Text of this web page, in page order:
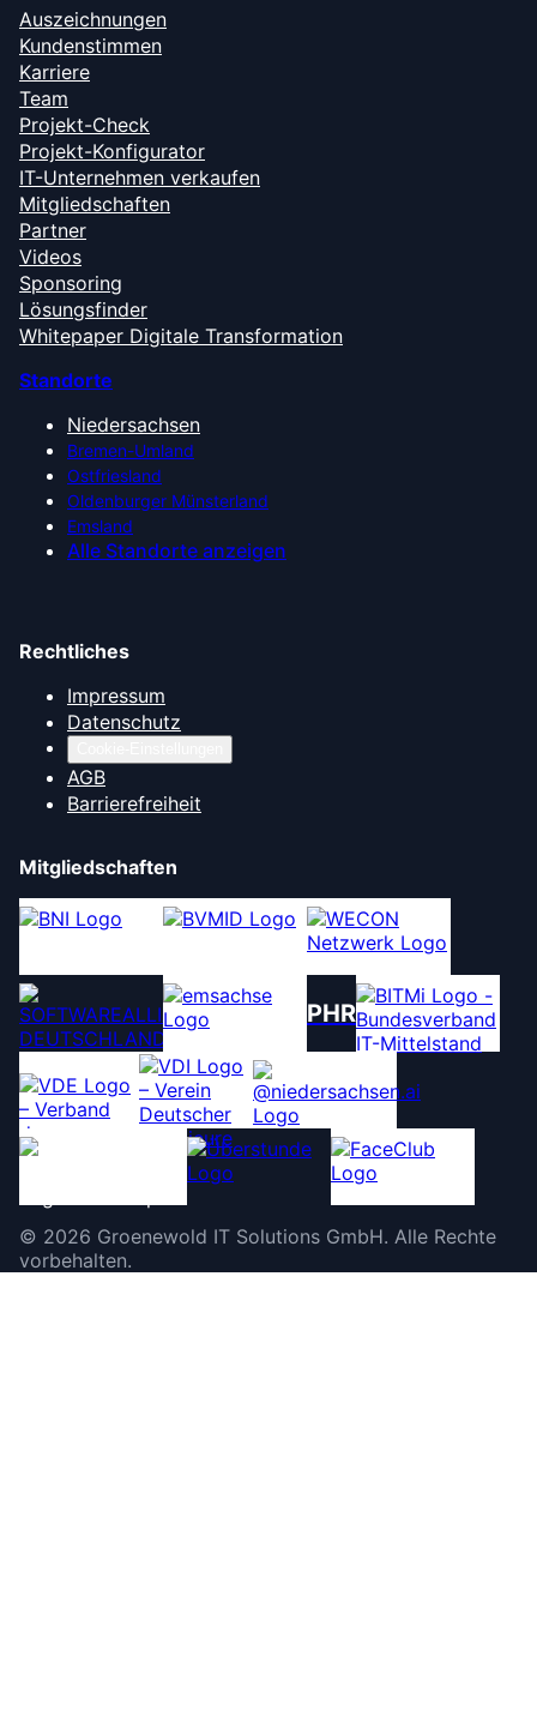
Auszeichnungen
Kundenstimmen
Karriere
Team
Projekt-Check
Projekt-Konfigurator
IT-Unternehmen verkaufen
Mitgliedschaften
Partner
Videos
Sponsoring
Lösungsfinder
Whitepaper Digitale Transformation
Standorte
Niedersachsen
Bremen-Umland
Ostfriesland
Oldenburger Münsterland
Emsland
Alle Standorte anzeigen
Rechtliches
Impressum
Datenschutz
AGB
Barrierefreiheit
Mitgliedschaften
PHR
© 2026 Groenewold IT Solutions GmbH. Alle Rechte
vorbehalten.